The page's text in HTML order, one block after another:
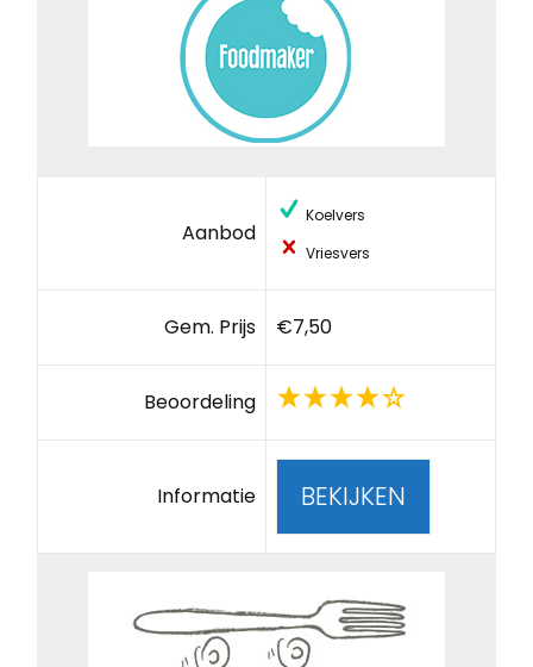
Aanbod
Koelvers
Vriesvers
Gem. Prijs €7,50
Beoordeling
Informatie BEKIJKEN